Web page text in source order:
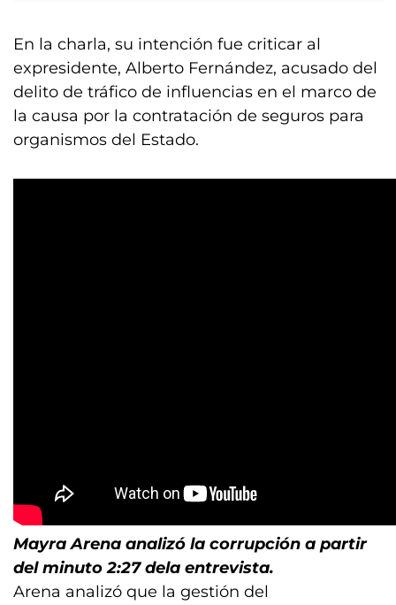
En la charla, su intención fue criticar al
expresidente, Alberto Fernández, acusado del
delito de tráfico de influencias en el marco de
la causa por la contratación de seguros para
organismos del Estado.
Mayra Arena analizó la corrupción a partir
del minuto 2:27 dela entrevista.
Arena analizó que la gestión del